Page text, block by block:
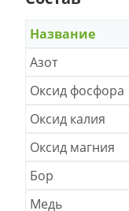
Название
Азот
Оксид фосфора
Оксид калия
Оксид магния
Бор
Медь